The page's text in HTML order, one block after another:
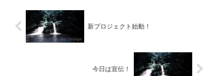
新プロジェクト始動！
今日は宣伝！